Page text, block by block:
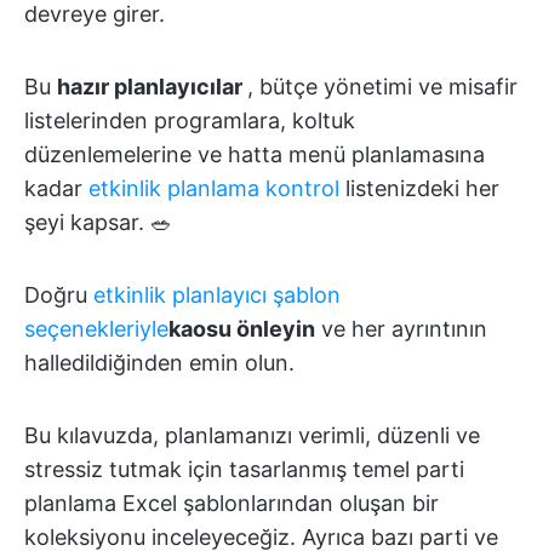
devreye girer.
Bu hazır planlayıcılar , bütçe yönetimi ve misafir
listelerinden programlara, koltuk
düzenlemelerine ve hatta menü planlamasına
kadar etkinlik planlama kontrol listenizdeki her
şeyi kapsar. 🥗
Doğru etkinlik planlayıcı şablon
seçenekleriylekaosu önleyin ve her ayrıntının
halledildiğinden emin olun.
Bu kılavuzda, planlamanızı verimli, düzenli ve
stressiz tutmak için tasarlanmış temel parti
planlama Excel şablonlarından oluşan bir
koleksiyonu inceleyeceğiz. Ayrıca bazı parti ve